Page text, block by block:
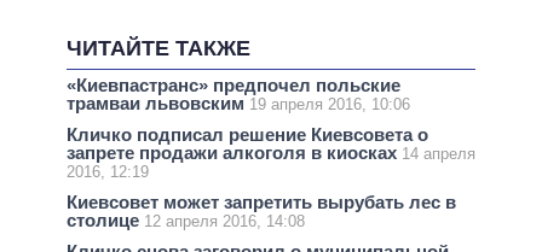
ЧИТАЙТЕ ТАКЖЕ
«Киевпастранс» предпочел польские
трамваи львовским 19 апреля 2016, 10:06
Кличко подписал решение Киевсовета о
запрете продажи алкоголя в киосках 14 апреля
2016, 12:19
Киевсовет может запретить вырубать лес в
столице 12 апреля 2016, 14:08